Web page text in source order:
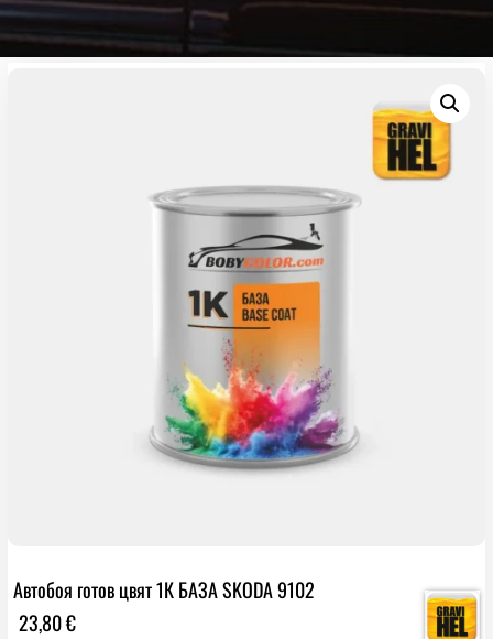
Автобоя готов цвят 1К БАЗА SKODA 9102
23,80€